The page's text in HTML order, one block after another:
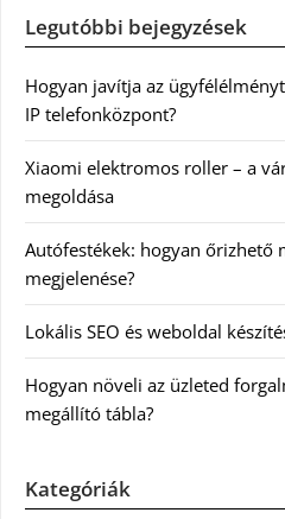
Legutóbbi bejegyzések
Hogyan javítja az
IP telefonközpont?
Xiaomi elektromos roller – a
megoldása
Autófestékek: hogyan őrizhető
megjelenése?
Lokális SEO és weboldal
Hogyan növeli az üzleted
megállító tábla?
Kategóriák